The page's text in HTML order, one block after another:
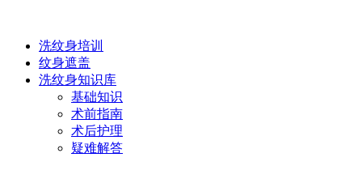
洗纹身培训
纹身遮盖
洗纹身知识库
基础知识
术前指南
术后护理
疑难解答